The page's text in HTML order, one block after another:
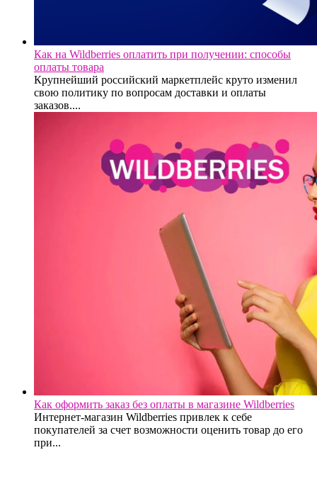
Как на Wildberries оплатить при получении: способы
оплаты товара
Крупнейший российский маркетплейс круто изменил
свою политику по вопросам доставки и оплаты
заказов....
Как оформить заказ без оплаты в магазине Wildberries
Интернет-магазин Wildberries привлек к себе
покупателей за счет возможности оценить товар до его
при...